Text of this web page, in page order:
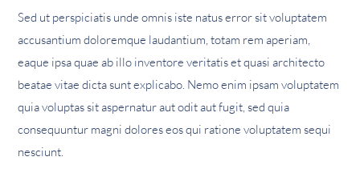
Sed ut perspiciatis unde omnis iste natus error sit voluptatem
accusantium doloremque laudantium, totam rem aperiam,
eaque ipsa quae ab illo inventore veritatis et quasi architecto
beatae vitae dicta sunt explicabo. Nemo enim ipsam voluptatem
quia voluptas sit aspernatur aut odit aut fugit, sed quia
consequuntur magni dolores eos qui ratione voluptatem sequi
nesciunt.